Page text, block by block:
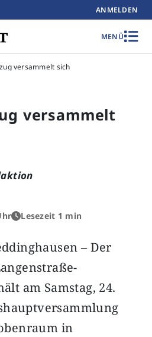
ANMELDEN
MENÜ
versammelt sich
versammelt
Lesezeit 1 min
– Der
am Samstag, 24.
in